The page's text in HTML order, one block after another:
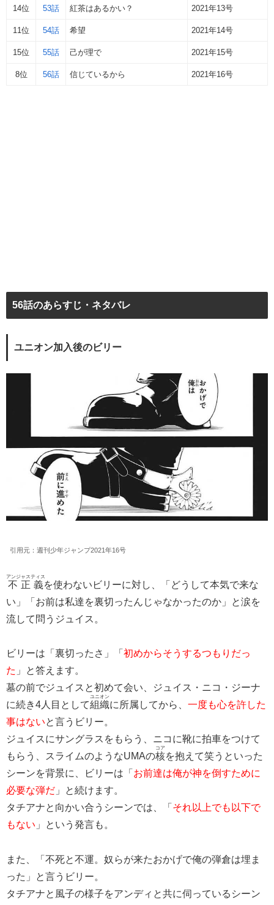
14位 53話 紅茶はあるかい？ 2021年13号
11位 54話 希望 2021年14号
15位 55話 己が理で 2021年15号
8位 56話 信じているから 2021年16号
56話のあらすじ・ネタバレ
ユニオン加入後のビリー
引用元：週刊少年ジャンプ2021年16号
不正義
アンジャスティス
を使わないビリーに対し、「どうして本気で来な
い」「お前は私達を裏切ったんじゃなかったのか」と涙を
流して問うジュイス。
ビリーは「裏切ったさ」「 初めからそうするつもりだっ
た 」と答えます。
墓の前でジュイスと初めて会い、ジュイス・ニコ・ジーナ
に続き4人目として組織
ユニオン
に所属してから、 一度も心を許した
事はないと言うビリー。
ジュイスにサングラスをもらう、ニコに靴に拍車をつけて
もらう、スライムのようなUMAの核
コア
を抱えて笑うといった
シーンを背景に、ビリーは「 お前達は俺が神を倒すために
必要な弾だ 」と続けます。
タチアナと向かい合うシーンでは、「 それ以上でも以下で
もない 」という発言も。
また、「不死と不運。奴らが来たおかげで俺の弾倉は埋ま
った」と言うビリー。
タチアナと風子の様子をアンディと共に伺っているシーン